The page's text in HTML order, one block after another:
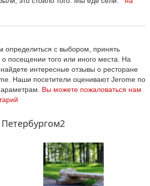
определиться с выбором, принять
посещении того или иного места. На
интересные отзывы о ресторане
Наши посетители оценивают Jerome по
Вы можете пожаловаться нам